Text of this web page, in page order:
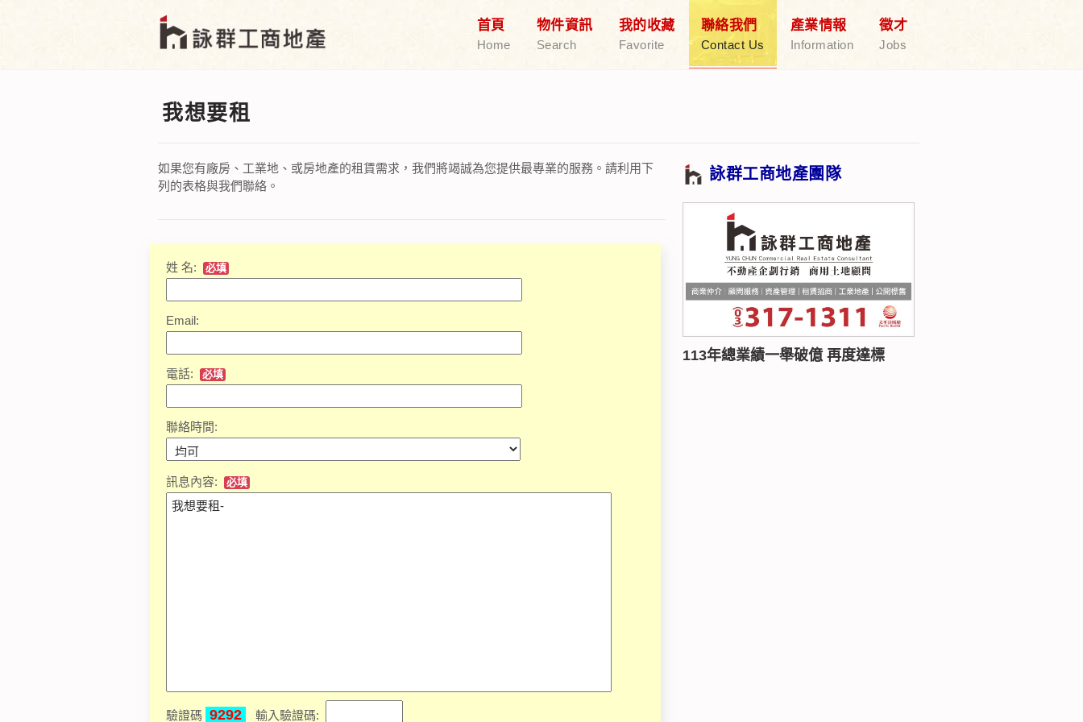
首頁
Home
物件資訊
Search
我的收藏
Favorite
聯絡我們
Contact Us
產業情報
Information
徵才
Jobs
我想要租
如果您有廠房、工業地、或房地產的租賃需求，我們將竭誠為您提供最專業的服務。請利用下
列的表格與我們聯絡。
姓 名: 必填
Email:
電話: 必填
聯絡時間:
訊息內容: 必填
驗證碼 9292 輸入驗證碼:
詠群工商地產團隊
113年總業績一舉破億 再度達標